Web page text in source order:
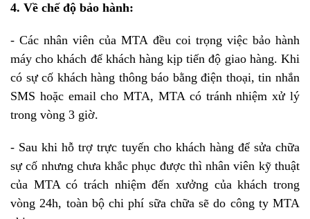
4. Về chế độ bảo hành:
- Các nhân viên của MTA đều coi trọng việc bảo hành
máy cho khách để khách hàng kịp tiến độ giao hàng. Khi
có sự cố khách hàng thông báo bằng điện thoại, tin nhắn
SMS hoặc email cho MTA, MTA có tránh nhiệm xử lý
trong vòng 3 giờ.
- Sau khi hỗ trợ trực tuyến cho khách hàng để sửa chữa
sự cố nhưng chưa khắc phục được thì nhân viên kỹ thuật
của MTA có trách nhiệm đến xưởng của khách trong
vòng 24h, toàn bộ chi phí sữa chữa sẽ do công ty MTA